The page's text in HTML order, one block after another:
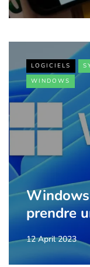
LOGICIELS
WINDOWS
prendre
12 April 2023